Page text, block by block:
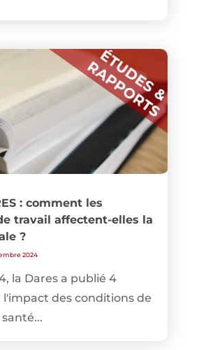
: comment les
travail affectent-elles la
?
2024
la Dares a publié 4
l'impact des conditions de